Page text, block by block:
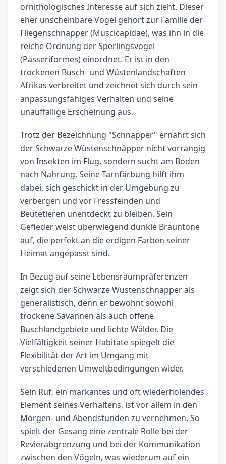
ornithologisches Interesse auf sich zieht. Dieser
eher unscheinbare Vogel gehört zur Familie der
Fliegenschnäpper (Muscicapidae), was ihn in die
reiche Ordnung der Sperlingsvögel
(Passeriformes) einordnet. Er ist in den
trockenen Busch- und Wüstenlandschaften
Afrikas verbreitet und zeichnet sich durch sein
anpassungsfähiges Verhalten und seine
unauffällige Erscheinung aus.
Trotz der Bezeichnung "Schnäpper" ernährt sich
der Schwarze Wüstenschnäpper nicht vorrangig
von Insekten im Flug, sondern sucht am Boden
nach Nahrung. Seine Tarnfärbung hilft ihm
dabei, sich geschickt in der Umgebung zu
verbergen und vor Fressfeinden und
Beutetieren unentdeckt zu bleiben. Sein
Gefieder weist überwiegend dunkle Brauntöne
auf, die perfekt an die erdigen Farben seiner
Heimat angepasst sind.
In Bezug auf seine Lebensraumpräferenzen
zeigt sich der Schwarze Wüstenschnäpper als
generalistisch, denn er bewohnt sowohl
trockene Savannen als auch offene
Buschlandgebiete und lichte Wälder. Die
Vielfältigkeit seiner Habitate spiegelt die
Flexibilität der Art im Umgang mit
verschiedenen Umweltbedingungen wider.
Sein Ruf, ein markantes und oft wiederholendes
Element seines Verhaltens, ist vor allem in den
Morgen- und Abendstunden zu vernehmen. So
spielt der Gesang eine zentrale Rolle bei der
Revierabgrenzung und bei der Kommunikation
zwischen den Vögeln, was wiederum auf ein